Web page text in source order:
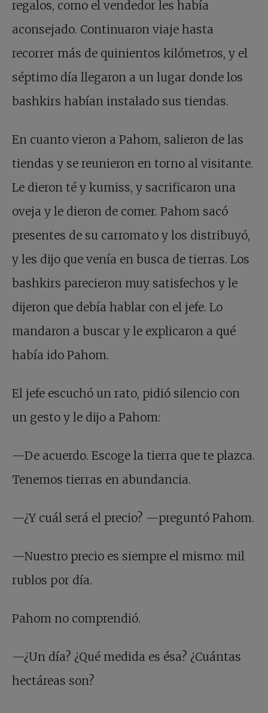
regalos, como el vendedor les había
aconsejado. Continuaron viaje hasta
recorrer más de quinientos kilómetros, y el
séptimo día llegaron a un lugar donde los
bashkirs habían instalado sus tiendas.
En cuanto vieron a Pahom, salieron de las
tiendas y se reunieron en torno al visitante.
Le dieron té y kumiss, y sacrificaron una
oveja y le dieron de comer. Pahom sacó
presentes de su carromato y los distribuyó,
y les dijo que venía en busca de tierras. Los
bashkirs parecieron muy satisfechos y le
dijeron que debía hablar con el jefe. Lo
mandaron a buscar y le explicaron a qué
había ido Pahom.
El jefe escuchó un rato, pidió silencio con
un gesto y le dijo a Pahom:
—De acuerdo. Escoge la tierra que te plazca.
Tenemos tierras en abundancia.
—¿Y cuál será el precio? —preguntó Pahom.
—Nuestro precio es siempre el mismo: mil
rublos por día.
Pahom no comprendió.
—¿Un día? ¿Qué medida es ésa? ¿Cuántas
hectáreas son?